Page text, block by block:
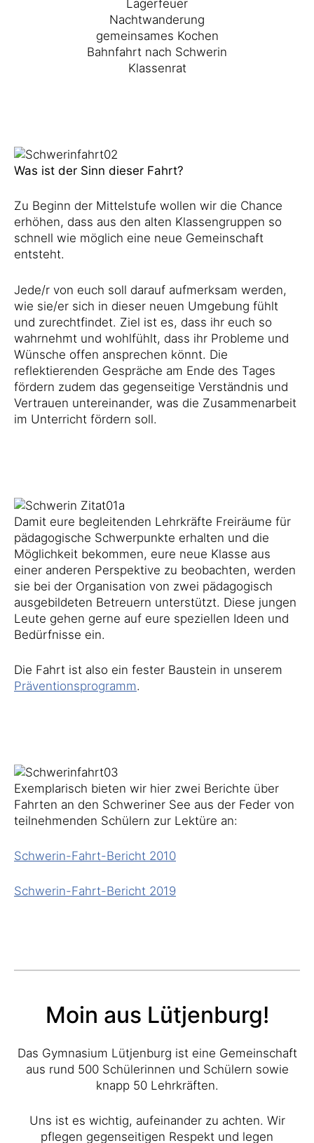
Lagerfeuer
Nachtwanderung
gemeinsames Kochen
Bahnfahrt nach Schwerin
Klassenrat
Was ist der Sinn dieser Fahrt?
Zu Beginn der Mittelstufe wollen wir die Chance
erhöhen, dass aus den alten Klassengruppen so
schnell wie möglich eine neue Gemeinschaft
entsteht.
Jede/r von euch soll darauf aufmerksam werden,
wie sie/er sich in dieser neuen Umgebung fühlt
und zurechtfindet. Ziel ist es, dass ihr euch so
wahrnehmt und wohlfühlt, dass ihr Probleme und
Wünsche offen ansprechen könnt. Die
reflektierenden Gespräche am Ende des Tages
fördern zudem das gegenseitige Verständnis und
Vertrauen untereinander, was die Zusammenarbeit
im Unterricht fördern soll.
Damit eure begleitenden Lehrkräfte Freiräume für
pädagogische Schwerpunkte erhalten und die
Möglichkeit bekommen, eure neue Klasse aus
einer anderen Perspektive zu beobachten, werden
sie bei der Organisation von zwei pädagogisch
ausgebildeten Betreuern unterstützt. Diese jungen
Leute gehen gerne auf eure speziellen Ideen und
Bedürfnisse ein.
Die Fahrt ist also ein fester Baustein in unserem
Präventionsprogramm.
Exemplarisch bieten wir hier zwei Berichte über
Fahrten an den Schweriner See aus der Feder von
teilnehmenden Schülern zur Lektüre an:
Schwerin-Fahrt-Bericht 2010
Schwerin-Fahrt-Bericht 2019
Moin aus Lütjenburg!
Das Gymnasium Lütjenburg ist eine Gemeinschaft
aus rund 500 Schülerinnen und Schülern sowie
knapp 50 Lehrkräften.
Uns ist es wichtig, aufeinander zu achten. Wir
pflegen gegenseitigen Respekt und legen